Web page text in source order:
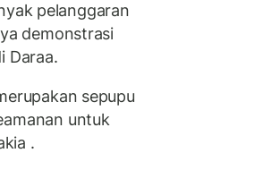
pelanggaran
demonstrasi
Daraa.
sepupu
untuk
.